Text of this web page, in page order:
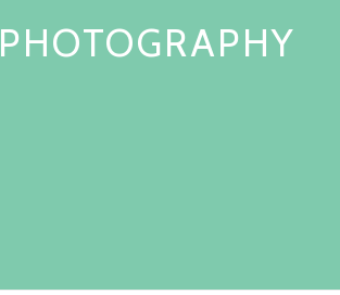
PHOTOGRAPHY